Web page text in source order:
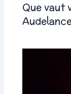
Que vaut